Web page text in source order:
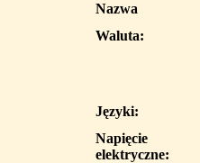
Nazwa
Waluta:
Języki:
Napięcie
elektryczne: